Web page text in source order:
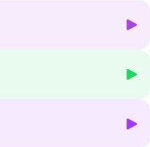
spécialisée
experts en nouvelles